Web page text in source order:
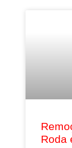
Roda